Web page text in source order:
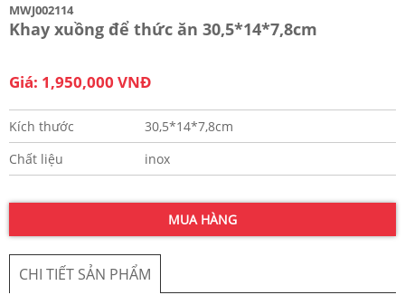
MWJ002114
Khay xuồng để thức ăn 30,5*14*7,8cm
Giá: 1,950,000 VNĐ
Kích thước
30,5*14*7,8cm
Chất liệu
inox
MUA HÀNG
CHI TIẾT SẢN PHẨM